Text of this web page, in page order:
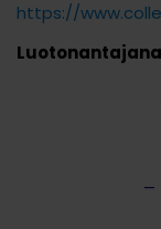
https://